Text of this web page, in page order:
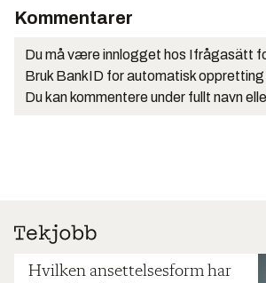
Kommentarer
Du må være innlogget hos Ifrågasätt
Bruk BankID for automatisk oppretting
Du kan kommentere under fullt navn
Hvilken ansettelsesform har